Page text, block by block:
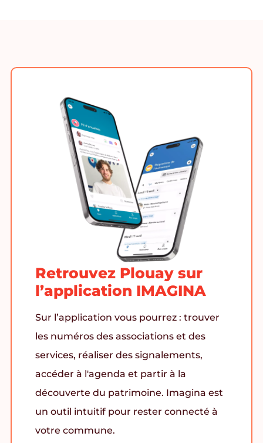
Retrouvez Plouay sur
l’application IMAGINA
Sur l’application vous pourrez : trouver
les numéros des associations et des
services, réaliser des signalements,
accéder à l'agenda et partir à la
découverte du patrimoine. Imagina est
un outil intuitif pour rester connecté à
votre commune.